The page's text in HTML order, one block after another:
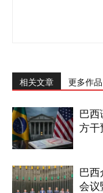
相关文章 更多作品
巴西
方干
巴西
会议